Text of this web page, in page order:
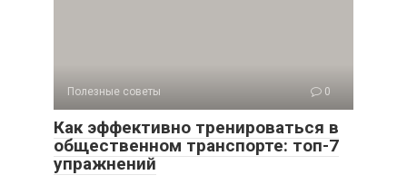
Полезные советы 0
Как эффективно тренироваться в
общественном транспорте: топ-7
упражнений